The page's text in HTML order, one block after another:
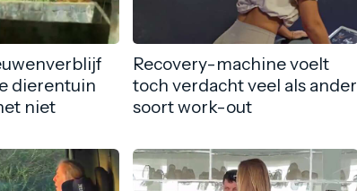
dierentuin
niet
Recovery-machine voelt
toch verdacht veel als ander
soort work-out